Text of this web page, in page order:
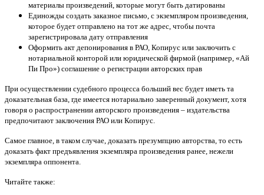
материалы произведений, которые могут быть датированы
Единожды создать заказное письмо, с экземпляром произведения,
которое будет отправлено на тот же адрес, чтобы почта
зарегистрировала дату отправления
Оформить акт депонирования в РАО, Копирус или заключить с
нотариальной конторой или юридической фирмой (например, «Ай
Пи Про») соглашение о регистрации авторских прав
При осуществлении судебного процесса больший вес будет иметь та
доказательная база, где имеется нотариально заверенный документ, хотя
говоря о распространении авторского произведения – издательства
предпочитают заключения РАО или Копирус.
Самое главное, в таком случае, доказать презумпцию авторства, то есть
доказать факт предъявления экземпляра произведения ранее, нежели
экземпляра оппонента.
Читайте также: